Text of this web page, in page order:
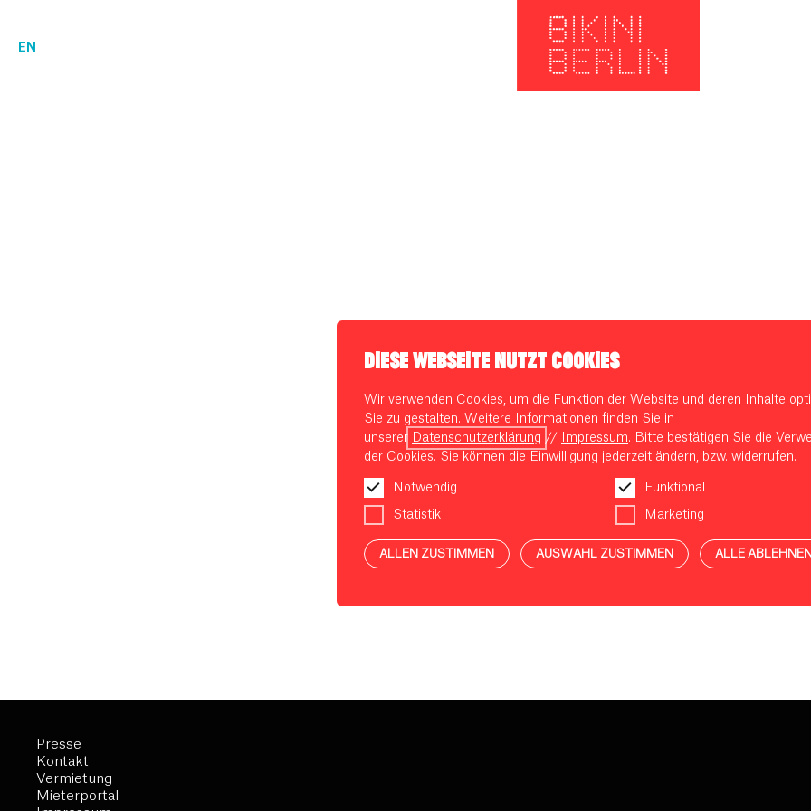
EN
DIESE WEBSEITE NUTZT COOKIES
Wir verwenden Cookies, um die Funktion der Website und deren Inhalte
Sie zu gestalten. Weitere Informationen finden Sie in
unserer Datenschutzerklärung // Impressum. Bitte bestätigen Sie die
der Cookies. Sie können die Einwilligung jederzeit ändern, bzw. widerrufen.
Notwendig Funktional
Statistik Marketing
ALLEN ZUSTIMMEN AUSWAHL ZUSTIMMEN ALLE ABLEHNEN
Presse
Kontakt
Vermietung
Mieterportal